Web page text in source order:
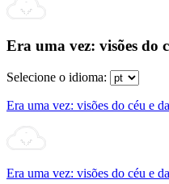
Era uma vez: visões do
Selecione o idioma:
Era uma vez: visões do céu e
Era uma vez: visões do céu e